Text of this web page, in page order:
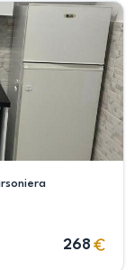
camin , Transformata in garsoniera
268